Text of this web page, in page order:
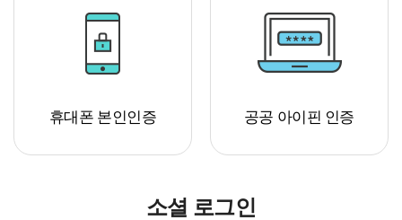
휴대폰 본인인증 공공 아이핀 인증
소셜 로그인